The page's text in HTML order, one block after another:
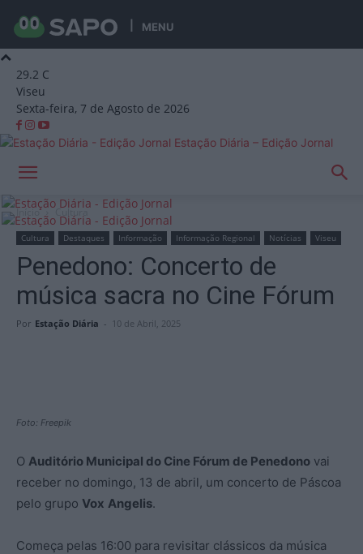
MENU
29.2 C
Viseu
Sexta-feira, 7 de Agosto de 2026
Estação Diária – Edição Jornal
Início Cultura
Cultura Destaques Informação Informação Regional Notícias Viseu
Penedono: Concerto de
música sacra no Cine Fórum
Por Estação Diária - 10 de Abril, 2025
Foto: Freepik
O Auditório Municipal do Cine Fórum de Penedono vai
receber no domingo, 13 de abril, um concerto de Páscoa
pelo grupo Vox Angelis.
Começa pelas 16:00 para revisitar clássicos da música